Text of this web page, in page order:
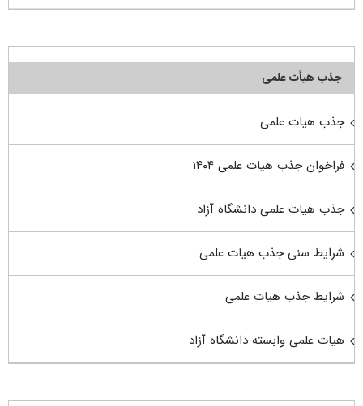
جذب هیأت علمی
جذب هیات علمی
فراخوان جذب هیات علمی ۱۴۰۴
جذب هیات علمی دانشگاه آزاد
شرایط سنی جذب هیات علمی
شرایط جذب هیات علمی
هیات علمی وابسته دانشگاه آزاد